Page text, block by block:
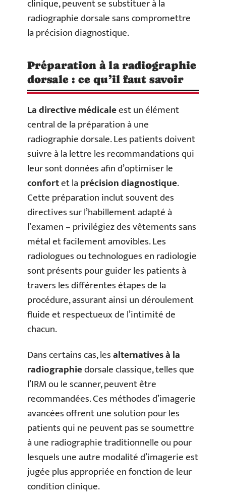
clinique, peuvent se substituer à la
radiographie dorsale sans compromettre
la précision diagnostique.
Préparation à la radiographie
dorsale : ce qu’il faut savoir
La directive médicaleest un élément
central de la préparation à une
radiographie dorsale. Les patients doivent
suivre à la lettre les recommandations qui
leur sont données afin d’optimiser le
confortet laprécision diagnostique.
Cette préparation inclut souvent des
directives sur l’habillement adapté à
l’examen – privilégiez des vêtements sans
métal et facilement amovibles. Les
radiologues ou technologues en radiologie
sont présents pour guider les patients à
travers les différentes étapes de la
procédure, assurant ainsi un déroulement
fluide et respectueux de l’intimité de
chacun.
Dans certains cas, lesalternatives à la
radiographiedorsale classique, telles que
l’IRM ou le scanner, peuvent être
recommandées. Ces méthodes d’imagerie
avancées offrent une solution pour les
patients qui ne peuvent pas se soumettre
à une radiographie traditionnelle ou pour
lesquels une autre modalité d’imagerie est
jugée plus appropriée en fonction de leur
condition clinique.